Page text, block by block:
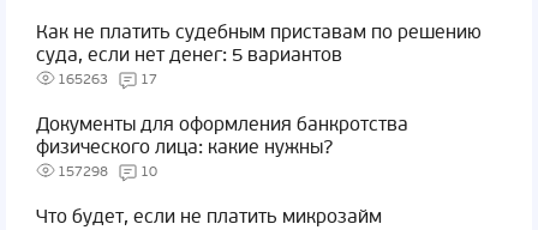
Как не платить судебным приставам по решению
суда, если нет денег: 5 вариантов
165263 17
Документы для оформления банкротства
физического лица: какие нужны?
157298 10
Что будет, если не платить микрозайм